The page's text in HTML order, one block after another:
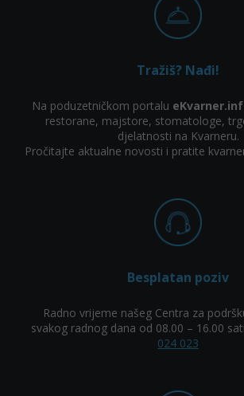
Tražiš? Nađi!
Na poduzetničkom portalu
restorane, majstore, stomatologe,
djelatnosti na Kvarneru.
Pročitajte aktualne novosti i pratite
Besplatan poziv
Radno vrijeme našeg Centra za
svakog radnog dana od 08.00 – 16.00
024 023